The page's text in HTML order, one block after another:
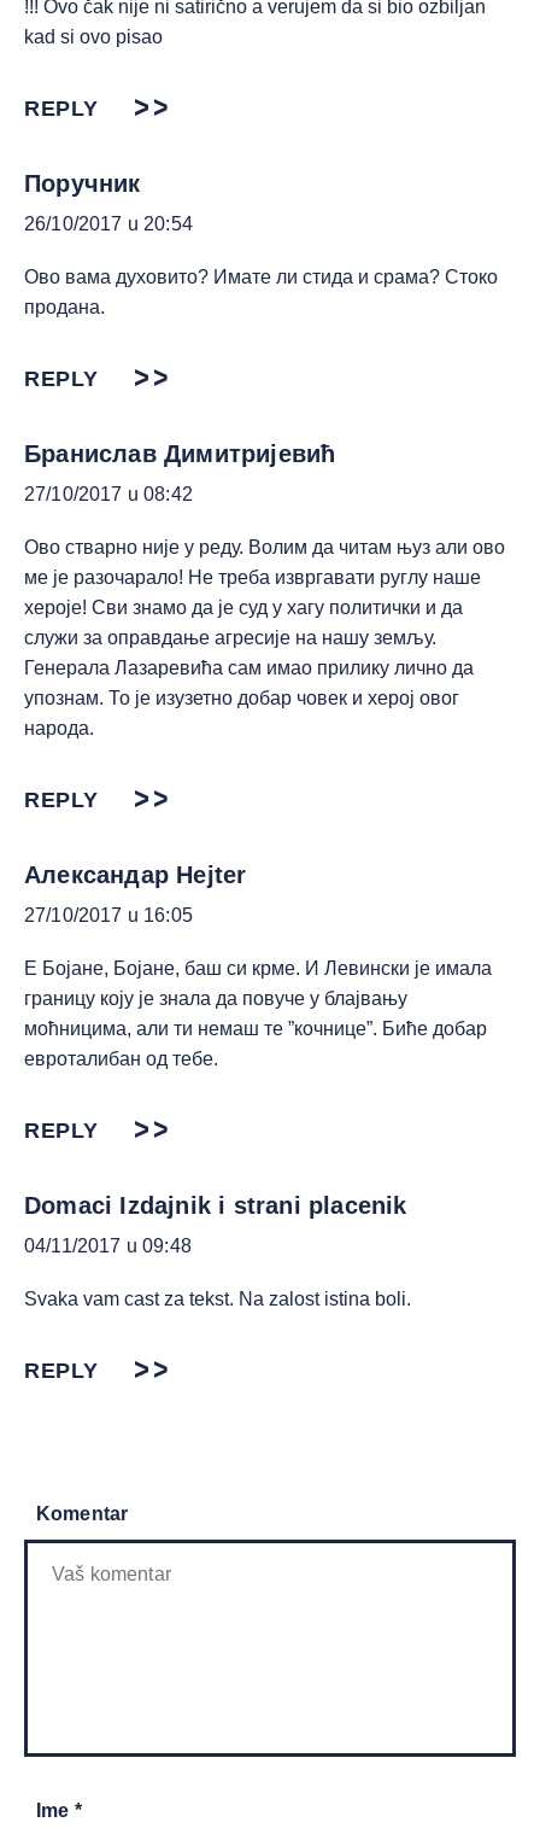
!!! Ovo čak nije ni satirično a verujem da si bio ozbiljan
kad si ovo pisao
REPLY
Поручник
26/10/2017 u 20:54
Ово вама духовито? Имате ли стида и срама? Стоко
продана.
REPLY
Бранислав Димитријевић
27/10/2017 u 08:42
Ово стварно није у реду. Волим да читам њуз али ово
ме је разочарало! Не треба извргавати руглу наше
хероје! Сви знамо да је суд у хагу политички и да
служи за оправдање агресије на нашу земљу.
Генерала Лазаревића сам имао прилику лично да
упознам. То је изузетно добар човек и херој овог
народа.
REPLY
Александар Hejter
27/10/2017 u 16:05
Е Бојане, Бојане, баш си крме. И Левински је имала
границу коју је знала да повуче у блајвању
моћницима, али ти немаш те ”кочнице”. Биће добар
евроталибан од тебе.
REPLY
Domaci Izdajnik i strani placenik
04/11/2017 u 09:48
Svaka vam cast za tekst. Na zalost istina boli.
REPLY
Komentar
Ime *